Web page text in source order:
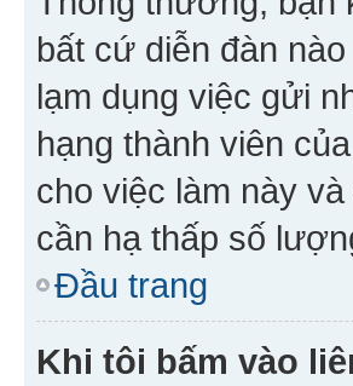
bất cứ diễn đàn
lạm dụng việc gửi
hạng thành viên
cho việc làm này
cần hạ thấp số
Đầu trang
Khi tôi bấm vào